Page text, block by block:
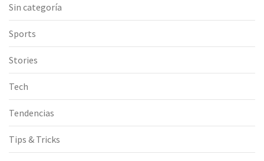
Sin categoría
Sports
Stories
Tech
Tendencias
Tips & Tricks